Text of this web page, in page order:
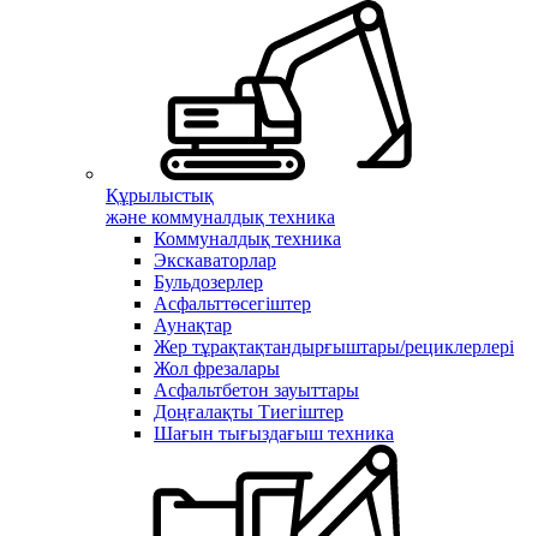
Құрылыстық
және коммуналдық техника
Коммуналдық техника
Экскаваторлар
Бульдозерлер
Асфальттөсегіштер
Аунақтар
Жер тұрақтақтандырғыштары/рециклерлері
Жол фрезалары
Асфальтбетон зауыттары
Доңғалақты Тиегіштер
Шағын тығыздағыш техника